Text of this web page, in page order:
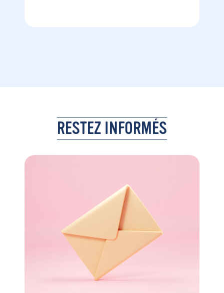
RESTEZ INFORMÉS